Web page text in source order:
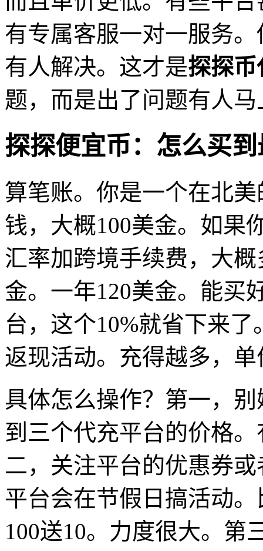
有专属客服一对一服务
有人解决。这才是探探币
题，而是出了问题有人
探探便宜币：怎么买
算笔账。你是一个在北
钱，大概100美金。如果
汇率加跨境手续费，大
金。一年120美金。能买
台，这个10%就省下来
返现活动。充得越多，
具体怎么操作？第一，
到三个代充平台的价格
二，关注平台的优惠券
平台会在节假日搞活动
100送10。力度很大。第